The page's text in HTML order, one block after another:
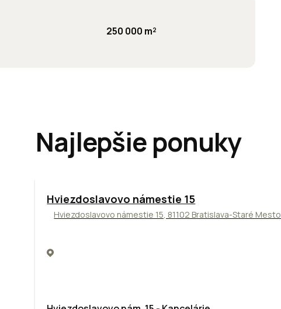
250 000 m²
Najlepšie ponuky
ODPORÚČAME
Hviezdoslavovo námestie 15
Hviezdoslavovo námestie 15, 81102 Bratislava-Staré Mesto